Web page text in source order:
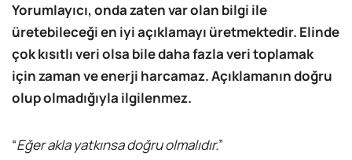
Yorumlayıcı, onda zaten var olan bilgi ile
üretebileceği en iyi açıklamayı üretmektedir. Elinde
çok kısıtlı veri olsa bile daha fazla veri toplamak
için zaman ve enerji harcamaz. Açıklamanın doğru
olup olmadığıyla ilgilenmez.
“Eğer akla yatkınsa doğru olmalıdır.”